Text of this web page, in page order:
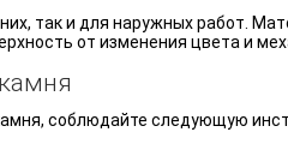
так и для наружных работ.
от изменения цвета и
соблюдайте следующую